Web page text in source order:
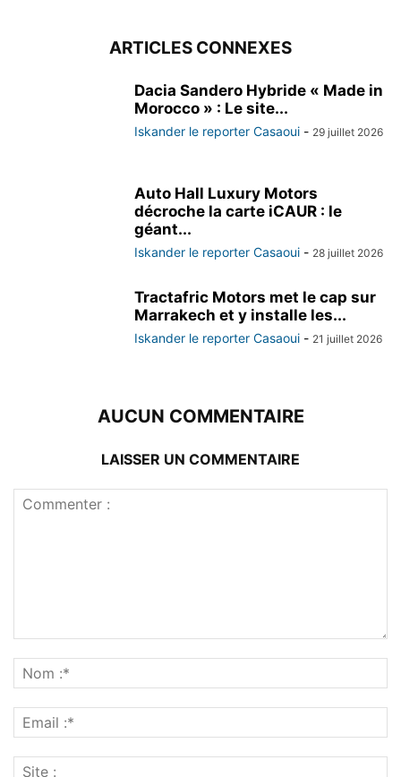
ARTICLES CONNEXES
Dacia Sandero Hybride « Made in
Morocco » : Le site...
Iskander le reporter Casaoui - 29 juillet 2026
Auto Hall Luxury Motors
décroche la carte iCAUR : le
géant...
Iskander le reporter Casaoui - 28 juillet 2026
Tractafric Motors met le cap sur
Marrakech et y installe les...
Iskander le reporter Casaoui - 21 juillet 2026
AUCUN COMMENTAIRE
LAISSER UN COMMENTAIRE